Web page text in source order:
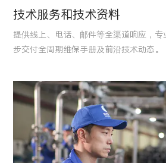
技术服务和技术资料
提供线上、电话、邮件等全渠道响应，
步交付全周期维保手册及前沿技术动态。